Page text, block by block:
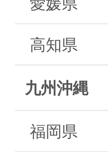
高知県
九州沖縄
福岡県